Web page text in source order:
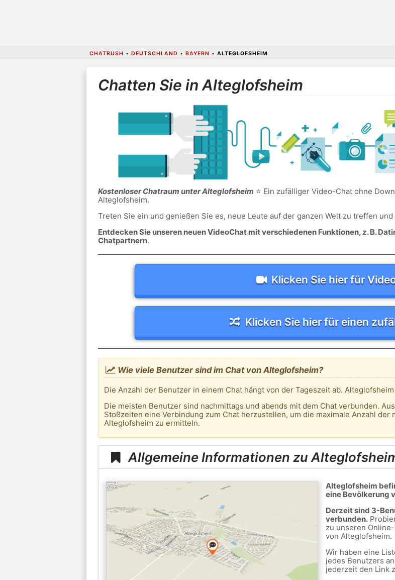
CHATRUSH • DEUTSCHLAND • BAYERN • ALTEGLOFSHEIM
Chatten Sie in Alteglofsheim
Kostenloser Chatraum unter Alteglofsheim ⭐ Ein zufälliger Video-Chat ohne
Alteglofsheim.
Treten Sie ein und genießen Sie es, neue Leute auf der ganzen Welt zu treffen
Entdecken Sie unseren neuen VideoChat mit verschiedenen Funktionen, z. B.
Chatpartnern.
Klicken Sie hier für
Klicken Sie hier für einen
Wie viele Benutzer sind im Chat von Alteglofsheim?
Die Anzahl der Benutzer in einem Chat hängt von der Tageszeit ab.
Die meisten Benutzer sind nachmittags und abends mit dem Chat verbunden.
Stoßzeiten eine Verbindung zum Chat herzustellen, um die maximale Anzahl
Alteglofsheim zu ermitteln.
Allgemeine Informationen zu
Alteglofsheim
eine Bevölkerung
Derzeit sind 3-
verbunden.
zu unseren
von Alteglofsheim.
Wir haben eine
jedes Benutzers
jederzeit den Link